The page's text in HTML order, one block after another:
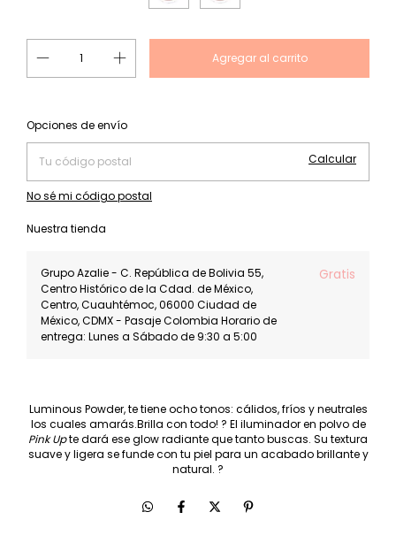
Entregas para el CP:
Opciones de envío
Calcular
No sé mi código postal
Nuestra tienda
Grupo Azalie - C. República de Bolivia 55,
Centro Histórico de la Cdad. de México,
Centro, Cuauhtémoc, 06000 Ciudad de
México, CDMX - Pasaje Colombia Horario de
entrega: Lunes a Sábado de 9:30 a 5:00
Gratis
Luminous Powder, te tiene ocho tonos: cálidos, fríos y neutrales
los cuales amarás.Brilla con todo! ? El iluminador en polvo de
Pink Upte dará ese glow radiante que tanto buscas. Su textura
suave y ligera se funde con tu piel para un acabado brillante y
natural. ?